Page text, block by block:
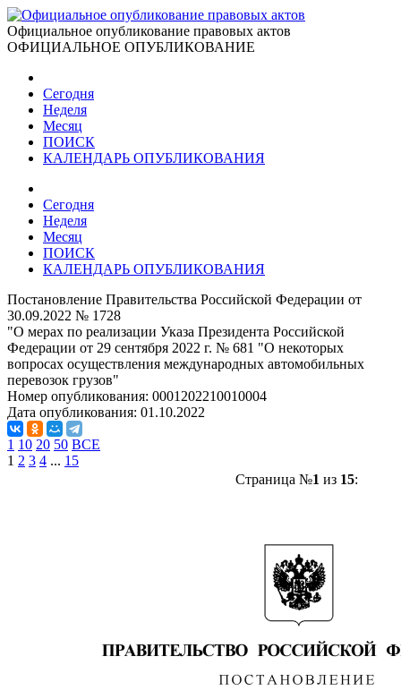
Официальное опубликование правовых актов
ОФИЦИАЛЬНОЕ ОПУБЛИКОВАНИЕ
Сегодня
Неделя
Месяц
ПОИСК
КАЛЕНДАРЬ ОПУБЛИКОВАНИЯ
Сегодня
Неделя
Месяц
ПОИСК
КАЛЕНДАРЬ ОПУБЛИКОВАНИЯ
Постановление Правительства Российской Федерации от
30.09.2022 № 1728
"О мерах по реализации Указа Президента Российской
Федерации от 29 сентября 2022 г. № 681 "О некоторых
вопросах осуществления международных автомобильных
перевозок грузов"
Номер опубликования: 0001202210010004
Дата опубликования: 01.10.2022
1 10 20 50 ВСЕ
1 2 3 4 ... 15
Страница №1 из 15: